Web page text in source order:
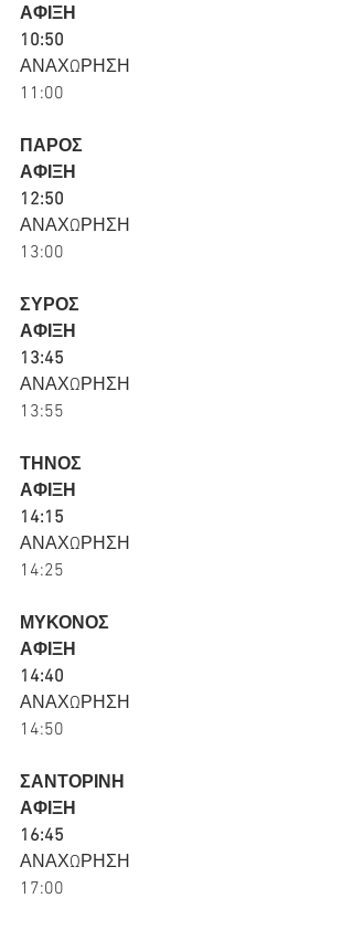
ΑΦΙΞΗ
10:50
ΑΝΑΧΩΡΗΣΗ
11:00
ΠΑΡΟΣ
ΑΦΙΞΗ
12:50
ΑΝΑΧΩΡΗΣΗ
13:00
ΣΥΡΟΣ
ΑΦΙΞΗ
13:45
ΑΝΑΧΩΡΗΣΗ
13:55
ΤΗΝΟΣ
ΑΦΙΞΗ
14:15
ΑΝΑΧΩΡΗΣΗ
14:25
ΜΥΚΟΝΟΣ
ΑΦΙΞΗ
14:40
ΑΝΑΧΩΡΗΣΗ
14:50
ΣΑΝΤΟΡΙΝΗ
ΑΦΙΞΗ
16:45
ΑΝΑΧΩΡΗΣΗ
17:00